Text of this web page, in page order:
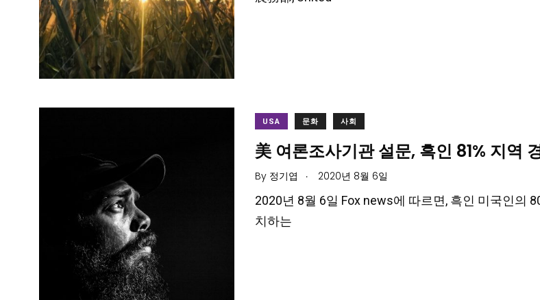
USA 문화 사회
美 여론조사기관 설문, 흑인 81% 지역
By 정기엽 . 2020년 8월 6일
2020년 8월 6일 Fox news에 따르면, 흑인 미국인의
치하는